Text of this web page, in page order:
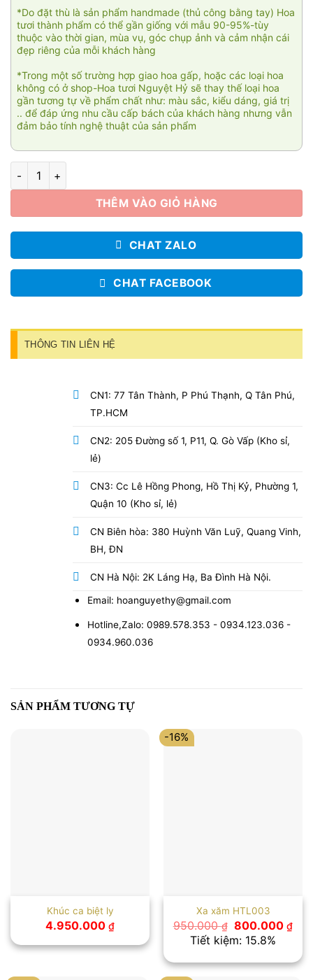
*Do đặt thù là sản phẩm handmade (thủ công bằng tay) Hoa
tươi thành phẩm có thể gần giống với mẫu 90-95%-tùy
thuộc vào thời gian, mùa vụ, góc chụp ảnh và cảm nhận cái
đẹp riêng của mỗi khách hàng
*Trong một số trường hợp giao hoa gấp, hoặc các loại hoa
không có ở shop-Hoa tươi Nguyệt Hỷ sẽ thay thế loại hoa
gần tương tự về phẩm chất như: màu sắc, kiểu dáng, giá trị
.. để đáp ứng nhu cầu cấp bách của khách hàng nhưng vẫn
đảm bảo tính nghệ thuật của sản phẩm
Nơi bình yên 005 số lượng
THÊM VÀO GIỎ HÀNG
CHAT ZALO
CHAT FACEBOOK
THÔNG TIN LIÊN HỆ
CN1: 77 Tân Thành, P Phú Thạnh, Q Tân Phú,
TP.HCM
CN2: 205 Đường số 1, P11, Q. Gò Vấp (Kho sỉ,
lẻ)
CN3: Cc Lê Hồng Phong, Hồ Thị Kỷ, Phường 1,
Quận 10 (Kho sỉ, lẻ)
CN Biên hòa: 380 Huỳnh Văn Luỹ, Quang Vinh,
BH, ĐN
CN Hà Nội: 2K Láng Hạ, Ba Đình Hà Nội.
Email: hoanguyethy@gmail.com
Hotline,Zalo: 0989.578.353 - 0934.123.036 -
0934.960.036
SẢN PHẨM TƯƠNG TỰ
Khúc ca biệt ly
4.950.000 ₫
-16%
Xa xăm HTL003
950.000₫ Giá
gốc
là:
800.000₫Giá
là:
Tiết kiệm: 15.8%